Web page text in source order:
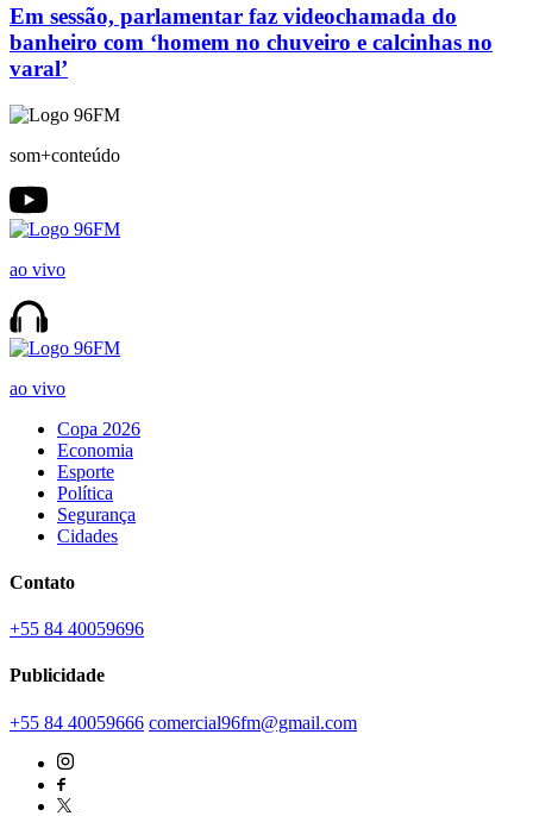
Em sessão, parlamentar faz videochamada do
banheiro com ‘homem no chuveiro e calcinhas no
varal’
som+conteúdo
ao vivo
ao vivo
Copa 2026
Economia
Esporte
Política
Segurança
Cidades
Contato
+55 84 40059696
Publicidade
+55 84 40059666 comercial96fm@gmail.com